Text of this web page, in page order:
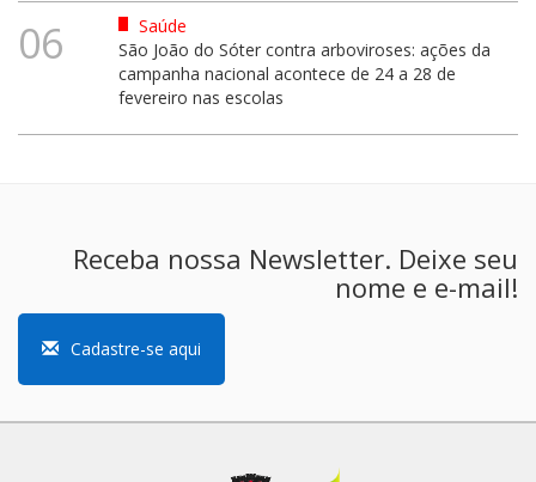
06
Saúde
São João do Sóter contra arboviroses: ações da
campanha nacional acontece de 24 a 28 de
fevereiro nas escolas
Receba nossa Newsletter. Deixe seu
nome e e-mail!
Cadastre-se aqui